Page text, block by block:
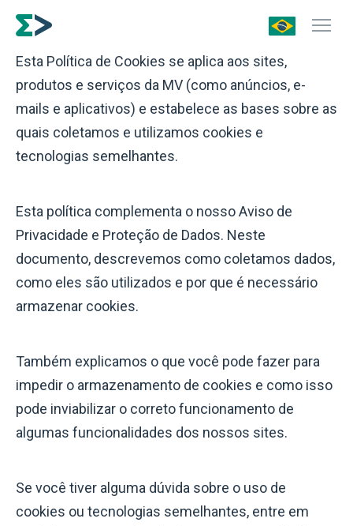
Política de Cookies
Esta Política de Cookies se aplica aos sites,
produtos e serviços da MV (como anúncios, e-
mails e aplicativos) e estabelece as bases sobre as
quais coletamos e utilizamos cookies e
tecnologias semelhantes.
Esta política complementa o nosso Aviso de
Privacidade e Proteção de Dados. Neste
documento, descrevemos como coletamos dados,
como eles são utilizados e por que é necessário
armazenar cookies.
Também explicamos o que você pode fazer para
impedir o armazenamento de cookies e como isso
pode inviabilizar o correto funcionamento de
algumas funcionalidades dos nossos sites.
Se você tiver alguma dúvida sobre o uso de
cookies ou tecnologias semelhantes, entre em